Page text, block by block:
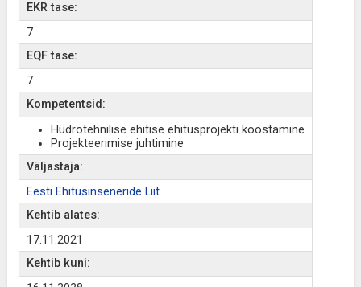
EKR tase:
7
EQF tase:
7
Kompetentsid:
Hüdrotehnilise ehitise ehitusprojekti koostamine
Projekteerimise juhtimine
Väljastaja:
Eesti Ehitusinseneride Liit
Kehtib alates:
17.11.2021
Kehtib kuni: